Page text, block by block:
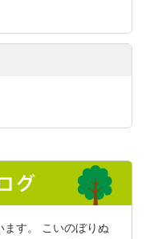
ます。 こいのぼりぬ